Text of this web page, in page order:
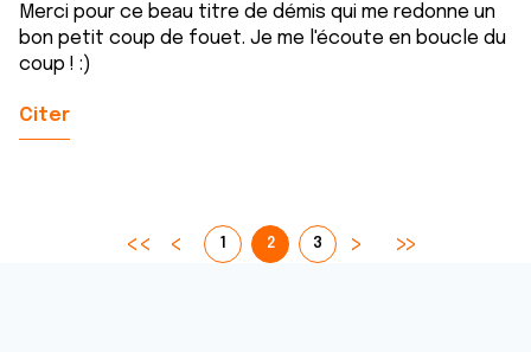
Merci pour ce beau titre de démis qui me redonne un
bon petit coup de fouet. Je me l'écoute en boucle du
coup ! :)
Citer
1 2 3